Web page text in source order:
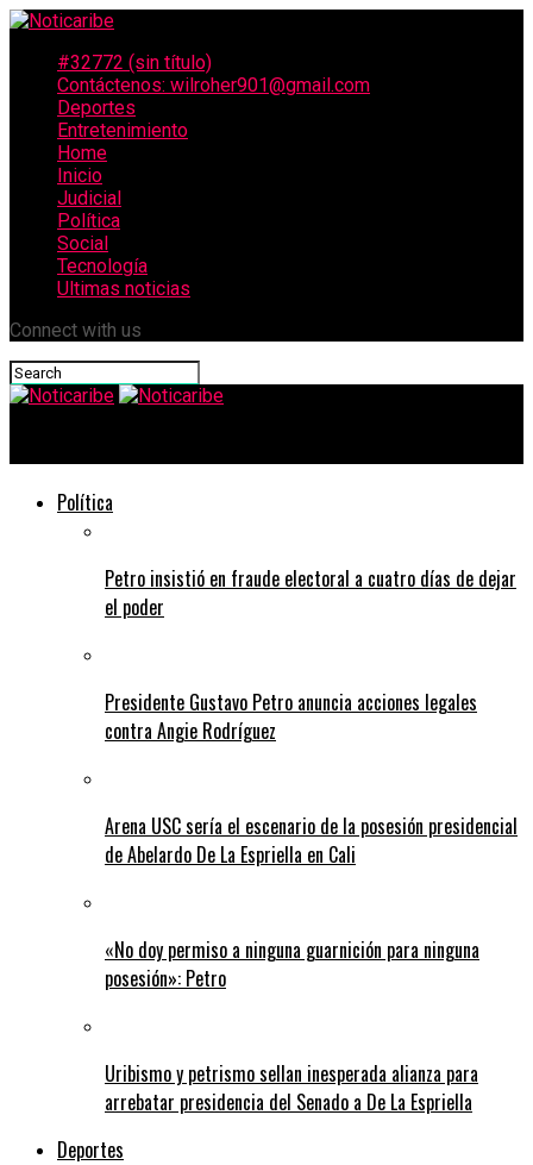
#32772 (sin título)
Contáctenos: wilroher901@gmail.com
Deportes
Entretenimiento
Home
Inicio
Judicial
Política
Social
Tecnología
Ultimas noticias
Connect with us
Política
Petro insistió en fraude electoral a cuatro días de dejar
el poder
Presidente Gustavo Petro anuncia acciones legales
contra Angie Rodríguez
Arena USC sería el escenario de la posesión presidencial
de Abelardo De La Espriella en Cali
«No doy permiso a ninguna guarnición para ninguna
posesión»: Petro
Uribismo y petrismo sellan inesperada alianza para
arrebatar presidencia del Senado a De La Espriella
Deportes